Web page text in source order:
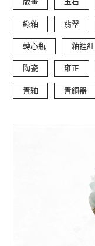
綠釉 翡翠
轉心瓶 釉裡紅
陶瓷 雍正
青釉 青銅器